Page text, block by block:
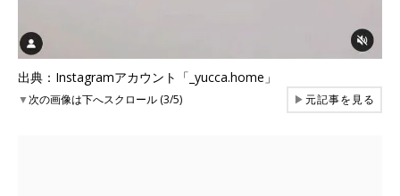
出典：Instagramアカウント「_yucca.home」
▼次の画像は下へスクロール (3/5) ▶元記事を見る